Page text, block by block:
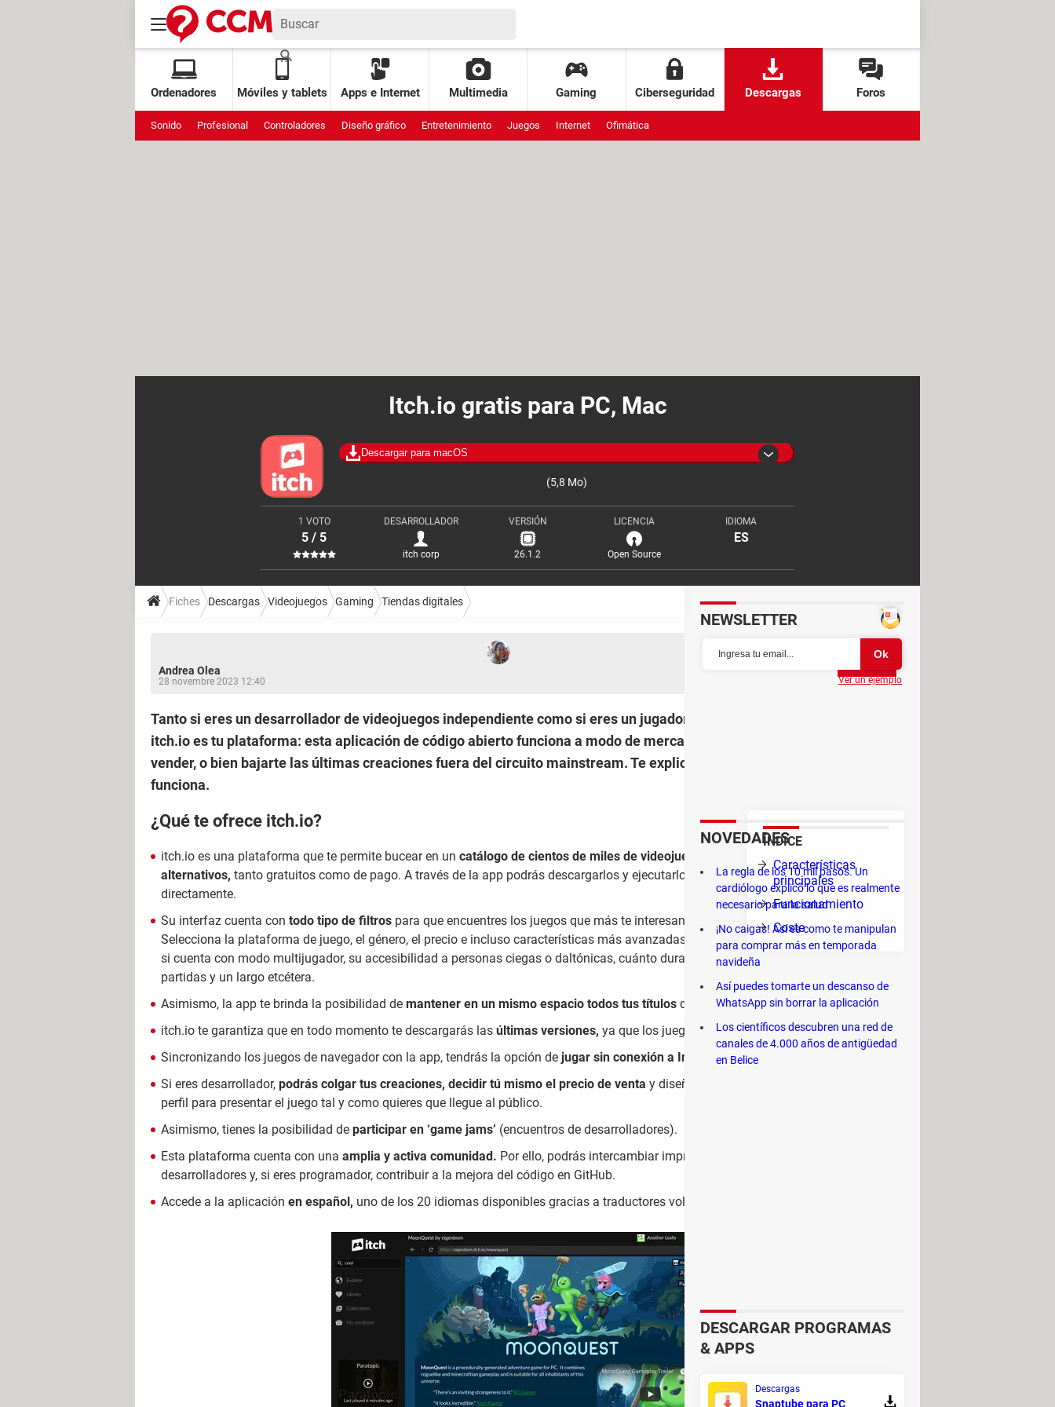
Ordenadores Móviles y tablets Apps e Internet Multimedia Gaming Ciberseguridad Descargas Foros
Sonido Profesional Controladores Diseño gráfico Entretenimiento Juegos Internet Ofimática
Itch.io gratis para PC, Mac
Descargar para macOS
(5,8 Mo)
1 VOTO
5 / 5
DESARROLLADOR
itch corp
VERSIÓN
26.1.2
LICENCIA
Open Source
IDIOMA
ES
Fiches Descargas Videojuegos Gaming Tiendas digitales
Andrea Olea
28 novembre 2023 12:40
Partager
Tanto si eres un desarrollador de videojuegos independiente como si eres un jugador aficionado a los juegos 'indie',
itch.io es tu plataforma: esta aplicación de código abierto funciona a modo de mercado digital en el que exponer y
vender, o bien bajarte las últimas creaciones fuera del circuito mainstream. Te explicamos en qué consiste y cómo
funciona.
ÍNDICE
Características
principales
Funcionamiento
Coste
¿Qué te ofrece itch.io?
itch.io es una plataforma que te permite bucear en un catálogo de cientos de miles de videojuegos
alternativos, tanto gratuitos como de pago. A través de la app podrás descargarlos y ejecutarlos
directamente.
Su interfaz cuenta con todo tipo de filtros para que encuentres los juegos que más te interesan.
Selecciona la plataforma de juego, el género, el precio e incluso características más avanzadas como
si cuenta con modo multijugador, su accesibilidad a personas ciegas o daltónicas, cuánto duran las
partidas y un largo etcétera.
Asimismo, la app te brinda la posibilidad de mantener en un mismo espacio todos tus títulos descargados.
itch.io te garantiza que en todo momento te descargarás las últimas versiones, ya que los juegos se actualizan de forma automática.
Sincronizando los juegos de navegador con la app, tendrás la opción de jugar sin conexión a Internet.
Si eres desarrollador, podrás colgar tus creaciones, decidir tú mismo el precio de venta y diseñar todos los aspectos de tu página de
perfil para presentar el juego tal y como quieres que llegue al público.
Asimismo, tienes la posibilidad de participar en ‘game jams’ (encuentros de desarrolladores).
Esta plataforma cuenta con una amplia y activa comunidad. Por ello, podrás intercambiar impresiones con otros usuarios y
desarrolladores y, si eres programador, contribuir a la mejora del código en GitHub.
Accede a la aplicación en español, uno de los 20 idiomas disponibles gracias a traductores voluntarios.
NEWSLETTER
Ver un ejemplo
NOVEDADES
La regla de los 10 mil pasos. Un
cardiólogo explicó lo que es realmente
necesario para la salud
¡No caigas! Así es como te manipulan
para comprar más en temporada
navideña
Así puedes tomarte un descanso de
WhatsApp sin borrar la aplicación
Los científicos descubren una red de
canales de 4.000 años de antigüedad
en Belice
DESCARGAR PROGRAMAS
& APPS
Descargas
Snaptube para PC